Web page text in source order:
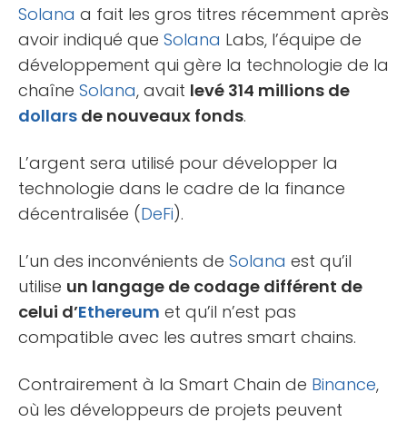
Solana a fait les gros titres récemment après
avoir indiqué que Solana Labs, l’équipe de
développement qui gère la technologie de la
chaîne Solana, avait levé 314 millions de
dollars de nouveaux fonds.
L’argent sera utilisé pour développer la
technologie dans le cadre de la finance
décentralisée (DeFi).
L’un des inconvénients de Solana est qu’il
utilise un langage de codage différent de
celui d’Ethereum et qu’il n’est pas
compatible avec les autres smart chains.
Contrairement à la Smart Chain de Binance,
où les développeurs de projets peuvent